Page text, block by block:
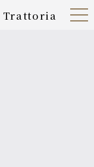
Trattoria Open
Navig